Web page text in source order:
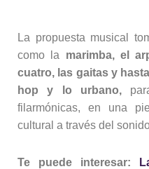
La propuesta musical
como la marimba, el
cuatro, las gaitas y
hop y lo urbano,
filarmónicas, en una
cultural a través del
Te puede interesar: